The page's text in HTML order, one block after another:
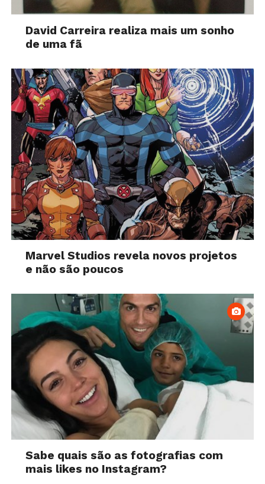
David Carreira realiza mais um sonho
de uma fã
Marvel Studios revela novos projetos
e não são poucos
Sabe quais são as fotografias com
mais likes no Instagram?